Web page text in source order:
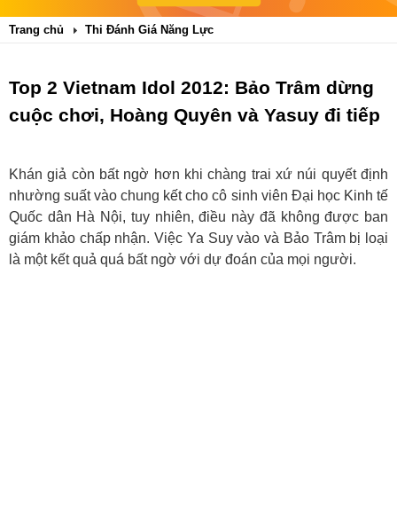
Trang chủ Thi Đánh Giá Năng Lực
Top 2 Vietnam Idol 2012: Bảo Trâm dừng
cuộc chơi, Hoàng Quyên và Yasuy đi tiếp
Khán giả còn bất ngờ hơn khi chàng trai xứ núi quyết định
nhường suất vào chung kết cho cô sinh viên Đại học Kinh tế
Quốc dân Hà Nội, tuy nhiên, điều này đã không được ban
giám khảo chấp nhận. Việc Ya Suy vào và Bảo Trâm bị loại
là một kết quả quá bất ngờ với dự đoán của mọi người.